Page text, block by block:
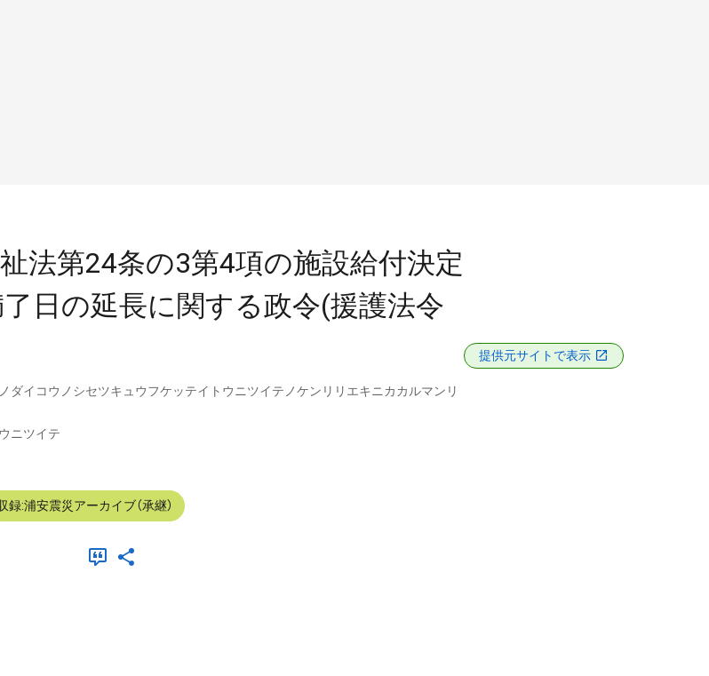
法第24条の3第4項の施設給付決定
日の延長に関する政令(援護法令
イコウノシセツキュウフケッテイトウニツイテノケンリリエキニカカルマンリ
ニツイテ
提供元サイトで表示
録:浦安震災アーカイブ（承継）